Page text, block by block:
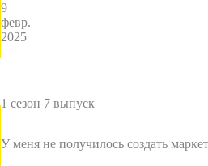
9
февр.
2025
1 сезон 7 выпуск
У меня не получилось создать